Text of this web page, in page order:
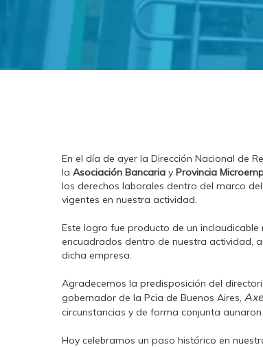
En el día de ayer la Dirección Nacional de
la Asociación Bancaria y Provincia
los derechos laborales dentro del marco
vigentes en nuestra actividad.
Este logro fue producto de un
encuadrados dentro de nuestra actividad,
dicha empresa.
Agradecemos la predisposición del
gobernador de la Pcia de Buenos Aires,
circunstancias y de forma conjunta
Hoy celebramos un paso histórico en